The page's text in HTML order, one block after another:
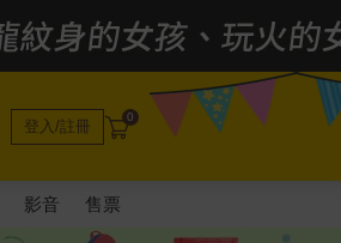
登入/註冊 0
影音 售票